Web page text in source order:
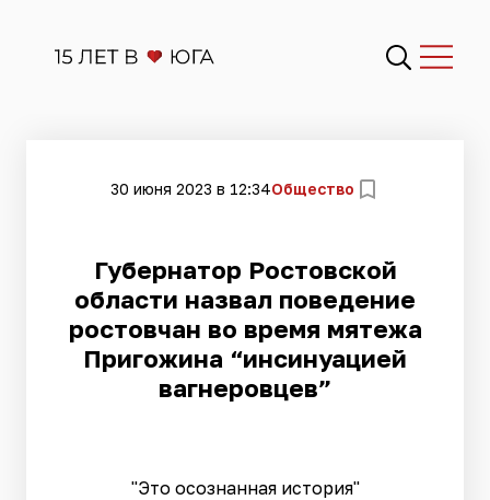
30 июня 2023 в 12:34Общество
​Губернатор Ростовской
области назвал поведение
ростовчан во время мятежа
Пригожина “инсинуацией
вагнеровцев”
"Это осознанная история"